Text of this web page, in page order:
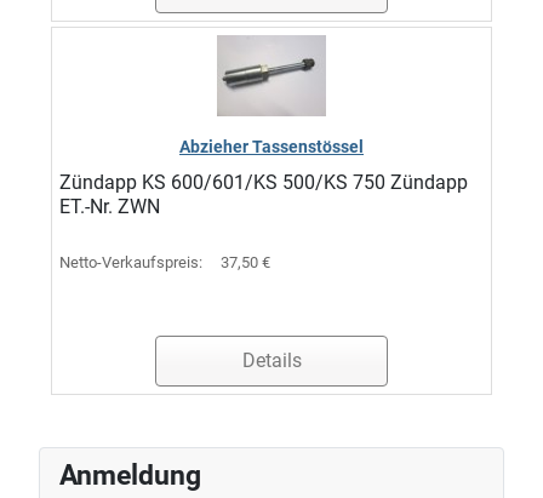
Abzieher Tassenstössel
Zündapp KS 600/601/KS 500/KS 750 Zündapp
ET.-Nr. ZWN
Netto-Verkaufspreis: 37,50 €
Details
Anmeldung